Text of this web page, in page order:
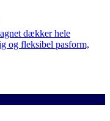
dækker hele
og fleksibel pasform,